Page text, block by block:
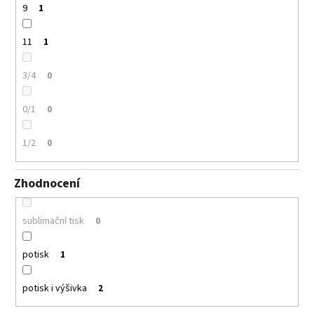
9 1
11 1
3/4 0
0/1 0
1/2 0
Zhodnocení
sublimační tisk 0
potisk 1
potisk i výšivka 2